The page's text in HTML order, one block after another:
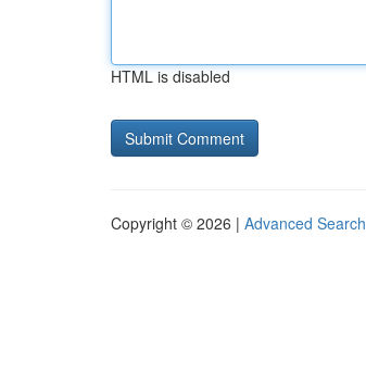
HTML is disabled
Copyright © 2026 | Advanced Search